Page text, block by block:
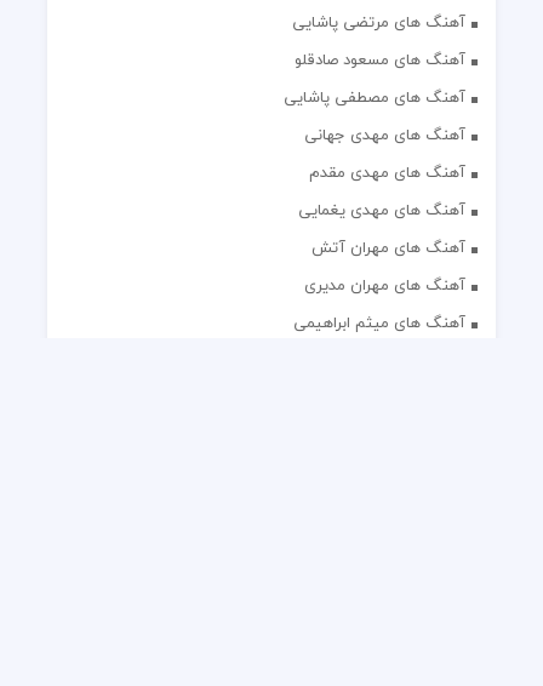
آهنگ های مرتضی پاشایی
آهنگ های مسعود صادقلو
آهنگ های مصطفی پاشایی
آهنگ های مهدی جهانی
آهنگ های مهدی مقدم
آهنگ های مهدی یغمایی
آهنگ های مهران آتش
آهنگ های مهران مدیری
آهنگ های میثم ابراهیمی